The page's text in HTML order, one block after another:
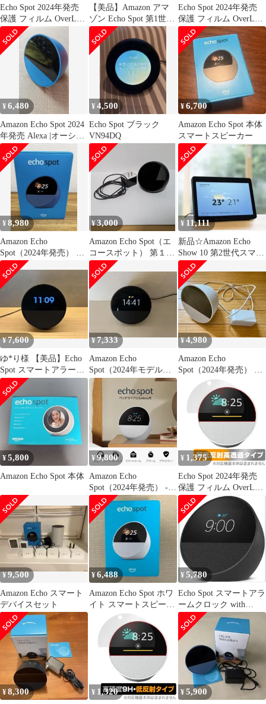
Echo Spot 2024年発売
保護 フィルム OverLay
抗菌 Brilliant for エコー
スポット Hydro Ag+ 抗
菌 抗ウイルス 高光沢
【美品】Amazon アマ
ゾン Echo Spot 第1世代
(VN94DQ)
Echo Spot 2024年発売
保護 フィルム OverLay
Eye Protector for エコー
スポット 液晶保護 目に
優しい ブルーライトカ
ット
¥6,480
Amazon Echo Spot 2024
年発売 Alexa |オーシャ
ンブルー
¥4,500
Echo Spot ブラック
VN94DQ
¥6,700
Amazon Echo Spot 本体
スマートスピーカー
¥8,980
Amazon Echo
Spot（2024年発売） オ
ーシャンブルー Alexa
¥3,000
Amazon Echo Spot（エ
コースポット） 第１世
代
¥ 11,111
新品☆Amazon Echo
Show 10 第2世代スマー
トスピーカー正規品
¥7,600
ゆ*り様 【美品】Echo
Spot スマートアラーム
クロック Alexa
¥7,333
Amazon Echo
Spot（2024年モデル）
ブラック スマートアラ
ーム
¥4,980
Amazon Echo
Spot（2024年発売） 本
¥5,800
Amazon Echo Spot 本体
¥9,800
Amazon Echo
Spot（2024年発売） -
スマートアラームクロ
ック with Alexa、鮮や
かなサウンド | グレー
シャーホワイト
¥ 1,375
Echo Spot 2024年発売
保護 フィルム OverLay
Plus Premium for エコー
スポット 液晶保護 アン
チグレア 反射防止 高透
過 指紋防止
¥9,500
Amazon Echo スマート
デバイスセット
¥6,488
Amazon Echo Spot ホワ
イト スマートスピーカ
¥ 5,780
Echo Spot スマートアラ
ームクロック with
Alexa （ブラック）
¥8,300 ¥ 1,320 ¥5,900